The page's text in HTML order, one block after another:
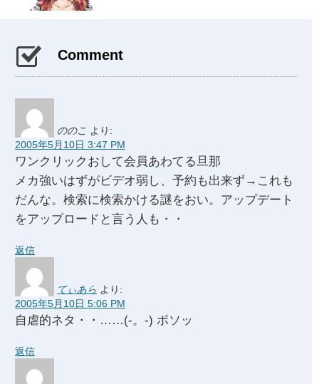
Comment
ののこ より:
2005年5月10日 3:47 PM
ワンクリックおして会員あわてる旦那
メカ強いはずがビデオ弱し、予約も出来ず→これも
だんな。検索に検索かける謎をおい。アップデート
をアップロードと言う人も・・
返信
てぃあら より:
2005年5月10日 5:06 PM
自虐的ネタ・・……(-。-) ボソッ
返信